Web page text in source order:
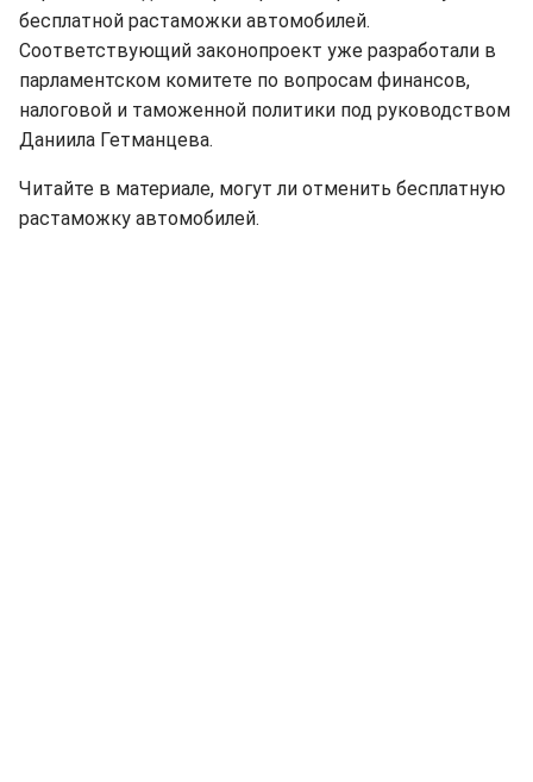
бесплатной растаможки автомобилей.
Соответствующий законопроект уже разработали в
парламентском комитете по вопросам финансов,
налоговой и таможенной политики под руководством
Даниила Гетманцева.
Читайте в материале, могут ли отменить бесплатную
растаможку автомобилей.